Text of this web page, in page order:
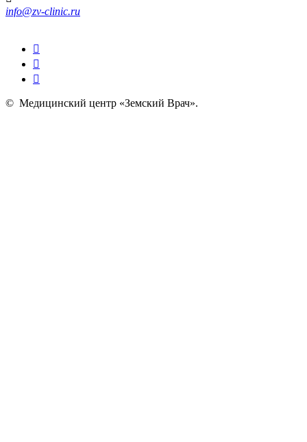
info@zv-clinic.ru
© Медицинский центр «Земский Врач».